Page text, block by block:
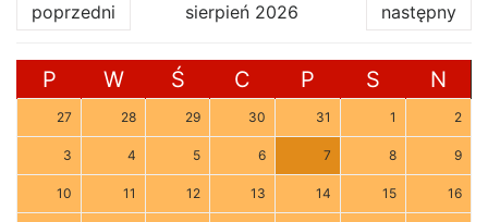
poprzedni sierpień 2026 następny
P W Ś C P S N
27 28 29 30 31 1 2
3 4 5 6 7 8 9
10 11 12 13 14 15 16